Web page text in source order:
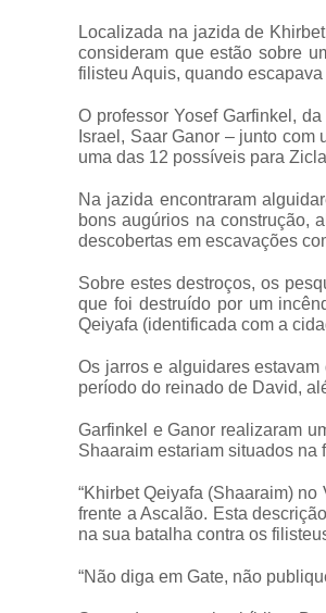
Localizada na jazida de
consideram que estão sobre
filisteu Aquis, quando
O professor Yosef Garfinkel,
Israel, Saar Ganor – junto
uma das 12 possíveis para
Na jazida encontraram
bons augúrios na construção,
descobertas em escavações
Sobre estes destroços, os
que foi destruído por um
Qeiyafa (identificada com a
Os jarros e alguidares
período do reinado de David,
Garfinkel e Ganor realizaram
Shaaraim estariam situados na
“Khirbet Qeiyafa (Shaaraim)
frente a Ascalão. Esta
na sua batalha contra os
“Não diga em Gate, não